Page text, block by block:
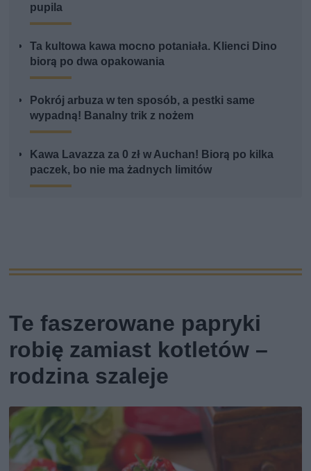
pupila
Ta kultowa kawa mocno potaniała. Klienci Dino
biorą po dwa opakowania
Pokrój arbuza w ten sposób, a pestki same
wypadną! Banalny trik z nożem
Kawa Lavazza za 0 zł w Auchan! Biorą po kilka
paczek, bo nie ma żadnych limitów
Te faszerowane papryki
robię zamiast kotletów –
rodzina szaleje